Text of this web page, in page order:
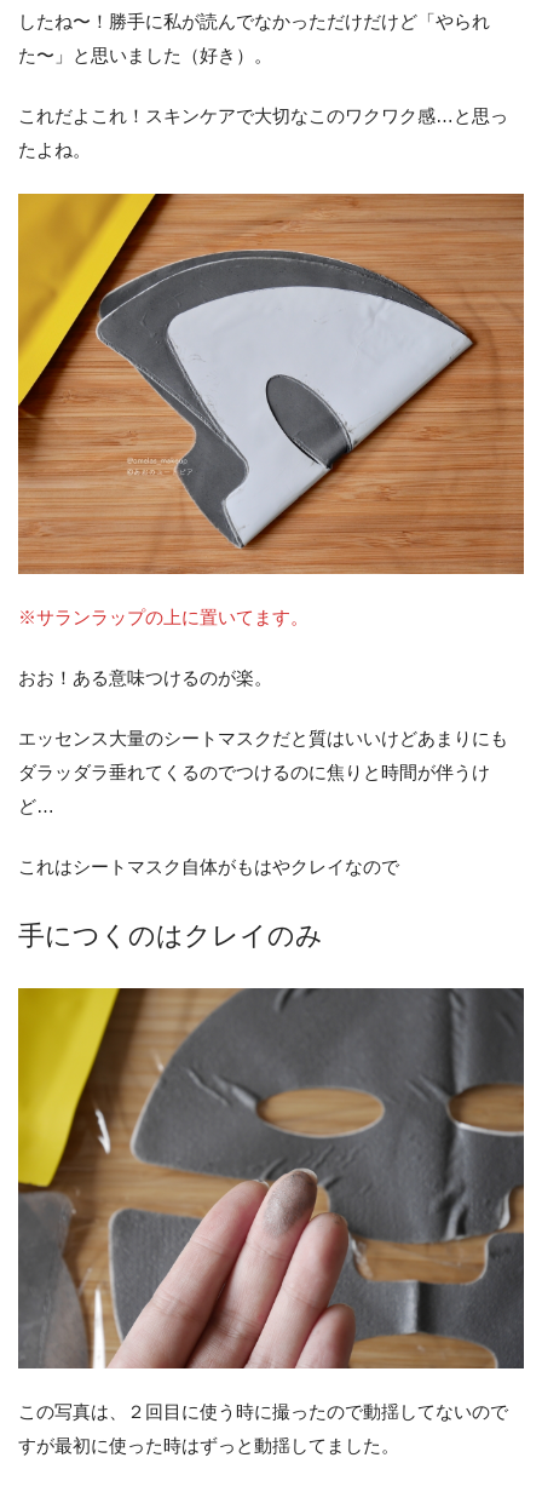
したね〜！勝手に私が読んでなかっただけだけど「やられ
た〜」と思いました（好き）。
これだよこれ！スキンケアで大切なこのワクワク感…と思っ
たよね。
※サランラップの上に置いてます。
おお！ある意味つけるのが楽。
エッセンス大量のシートマスクだと質はいいけどあまりにも
ダラッダラ垂れてくるのでつけるのに焦りと時間が伴うけ
ど…
これはシートマスク自体がもはやクレイなので
手につくのはクレイのみ
この写真は、２回目に使う時に撮ったので動揺してないので
すが最初に使った時はずっと動揺してました。